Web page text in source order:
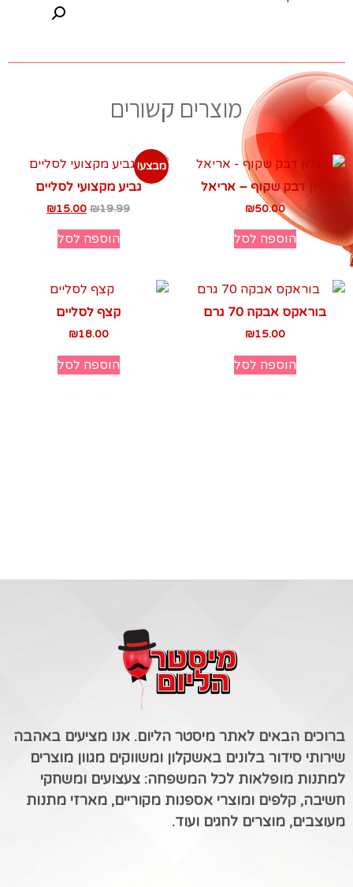
מוצרים קשורים
גלון דבק שקוף – אריאל
₪50.00
הוספה לסל
מבצע!
גביע מקצועי לסליים
₪19.99
₪15.00
הוספה לסל
בוראקס אבקה 70 גרם
₪15.00
הוספה לסל
קצף לסליים
₪18.00
הוספה לסל
ברוכים הבאים לאתר מיסטר הליום. אנו מציעים באהבה
שירותי סידור בלונים באשקלון ומשווקים מגוון מוצרים
למתנות מופלאות לכל המשפחה: צעצועים ומשחקי
חשיבה, קלפים ומוצרי אספנות מקוריים, מארזי מתנות
מעוצבים, מוצרים לחגים ועוד.